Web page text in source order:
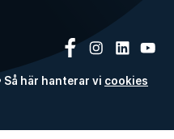
Så här hanterar vi cookies